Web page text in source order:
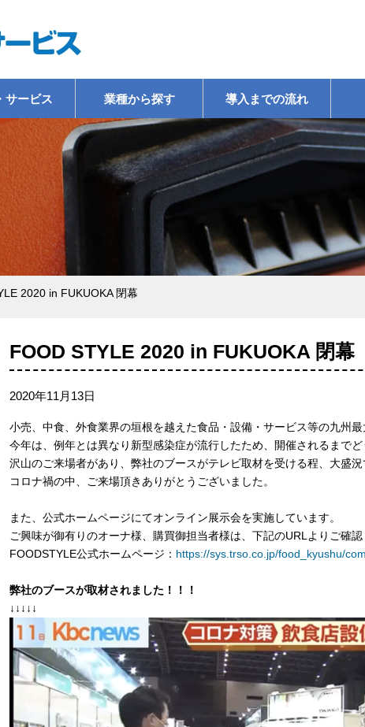
サービス
ボタン式 | 券売機 | フルキャッシュレス対応
薄型ボディー券売機
高額紙幣対応省スペース薄型券売機
置く場所を選ばないコンパクト券売機
クレジット決済可能タッチパネル券売機
スリムボディのタッチパネル式券売機
セルフPOS会計機
ASPシステム
入退場管理システム
社員食堂カードシステム
食堂オートレジシステム
温浴・会員管理システム
指定席管理システム
駐輪場管理システム
各種システムオプション
化機器 ICカードチャージ機
紙幣／硬貨両替機
紙幣／硬貨計数機
お客様呼び出し機器ソフトコール
係員呼び出し機器エスコート
喫煙ブース
中古機販売事業
レンタル事業
メンテナンス事業
業種から探す
外食業・中食業 飲食店向け
社員食堂向け
学生食堂向け
テイクアウト
医療施設向け
高速道路食堂
公共施設・交通機関 観光施設向け
体育施設向け
教育施設(大学
文化施設(美術
温浴施設向け
医療施設向け
旅客サービス(
高速道路食堂
駐輪場
官公庁(市役所
宿泊施設 ホテル施設
旅館施設
温浴施設
商業施設 飲食店向け
社員食堂向け
テイクアウト
駐輪場
レジャー施設
観光施設
導入までの流れ
2020 in FUKUOKA 閉幕
FOOD STYLE 2020 in FUKUOKA 閉幕
2020年11月13日
小売、中食、外食業界の垣根を越えた食品・設備・サービス等の九州
今年は、例年とは異なり新型感染症が流行したため、開催されるまでど
沢山のご来場者があり、弊社のブースがテレビ取材を受ける程、大盛況
コロナ禍の中、ご来場頂きありがとうございました。
また、公式ホームページにてオンライン展示会を実施しています。
ご興味が御有りのオーナ様、購買御担当者様は、下記のURLよりご確認
FOODSTYLE公式ホームページ： https://sys.trso.co.jp/food_kyushu/
弊社のブースが取材されました！！！
↓↓↓↓↓
動
画
プ
レ